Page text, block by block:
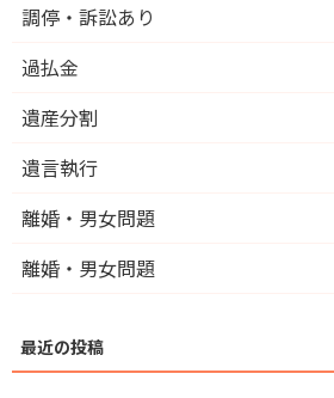
調停・訴訟あり
過払金
遺産分割
遺言執行
離婚・男女問題
離婚・男女問題